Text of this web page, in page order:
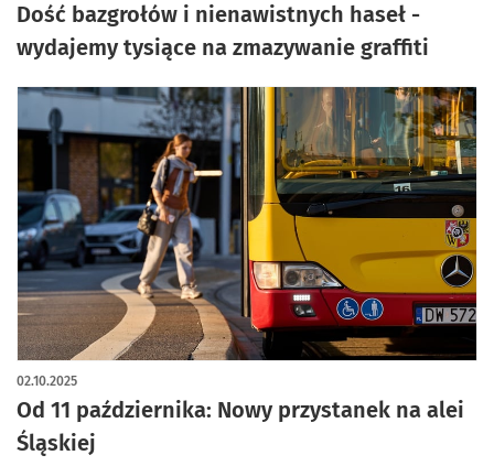
Dość bazgrołów i nienawistnych haseł -
wydajemy tysiące na zmazywanie graffiti
Od 11 października: Nowy przystanek na alei
Śląskiej
02.10.2025